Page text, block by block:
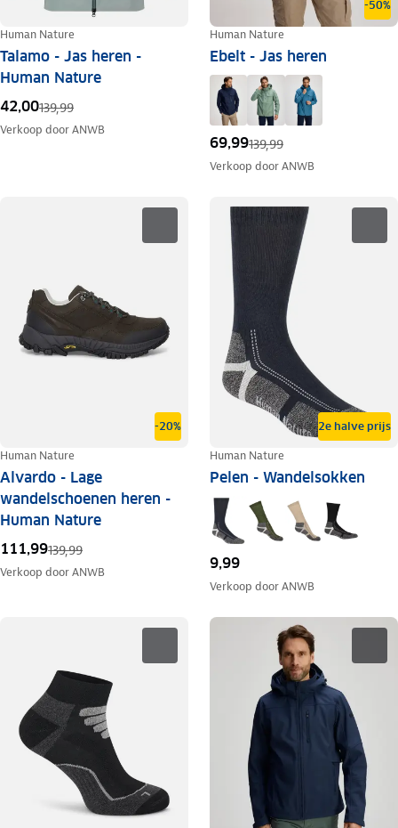
Human Nature
Talamo - Jas heren -
Human Nature
42,00139,99
Verkoop doorANWB
-50%
Human Nature
Ebelt - Jas heren
69,99139,99
Verkoop doorANWB
-20%
Human Nature
Alvardo - Lage
wandelschoenen heren -
Human Nature
111,99139,99
Verkoop doorANWB
2e halve prijs
Human Nature
Pelen - Wandelsokken
9,99
Verkoop doorANWB